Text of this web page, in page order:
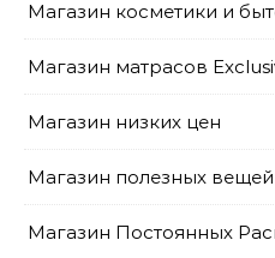
Магазин косметики и
Магазин матрасов
Магазин низких цен
Магазин полезных
Магазин Постоянных